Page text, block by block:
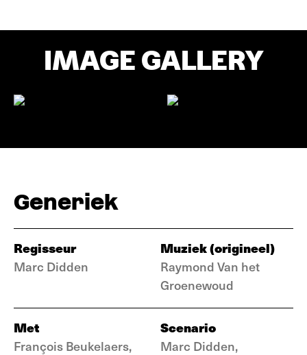
IMAGE GALLERY
Generiek
Regisseur
Marc Didden
Muziek (origineel)
Raymond Van het
Groenewoud
Met
François Beukelaers,
Scenario
Marc Didden,